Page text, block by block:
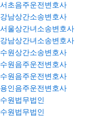
서초음주운전변호사
강남상간소송변호사
서울상간녀소송변호사
강남상간녀소송변호사
수원상간소송변호사
수원음주운전변호사
수원음주운전변호사
용인음주운전변호사
수원법무법인
수원법무법인